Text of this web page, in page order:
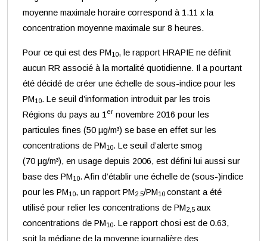
moyenne maximale horaire correspond à 1.11 x la
concentration moyenne maximale sur 8 heures.
Pour ce qui est des PM10, le rapport HRAPIE ne définit
aucun RR associé à la mortalité quotidienne. Il a pourtant
été décidé de créer une échelle de sous-indice pour les
PM10. Le seuil d’information introduit par les trois
Régions du pays au 1 er novembre 2016 pour les
particules fines (50 µg/m³) se base en effet sur les
concentrations de PM10. Le seuil d’alerte smog
(70 µg/m³), en usage depuis 2006, est défini lui aussi sur
base des PM10. Afin d’établir une échelle de (sous-)indice
pour les PM10, un rapport PM2.5/PM10constant a été
utilisé pour relier les concentrations de PM2,5aux
concentrations de PM10. Le rapport chosi est de 0.63,
soit la médiane de la moyenne journalière des